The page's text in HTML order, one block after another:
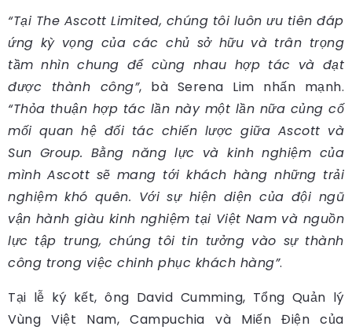
“Tại The Ascott Limited, chúng tôi luôn ưu tiên đáp
ứng kỳ vọng của các chủ sở hữu và trân trọng
tầm nhìn chung để cùng nhau hợp tác và đạt
được thành công”, bà Serena Lim nhấn mạnh.
“Thỏa thuận hợp tác lần này một lần nữa củng cố
mối quan hệ đối tác chiến lược giữa Ascott và
Sun Group. Bằng năng lực và kinh nghiệm của
mình Ascott sẽ mang tới khách hàng những trải
nghiệm khó quên. Với sự hiện diện của đội ngũ
vận hành giàu kinh nghiệm tại Việt Nam và nguồn
lực tập trung, chúng tôi tin tưởng vào sự thành
công trong việc chinh phục khách hàng”.
Tại lễ ký kết, ông David Cumming, Tổng Quản lý
Vùng Việt Nam, Campuchia và Miến Điện của